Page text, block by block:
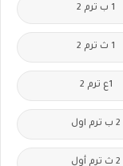
1 ب ترم 2
1 ث ترم 2
1ع ترم 2
2 ب ترم اول
2 ث ترم أول